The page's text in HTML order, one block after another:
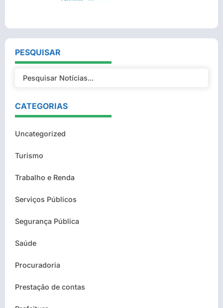
PESQUISAR
CATEGORIAS
Uncategorized
Turismo
Trabalho e Renda
Serviços Públicos
Segurança Pública
Saúde
Procuradoria
Prestação de contas